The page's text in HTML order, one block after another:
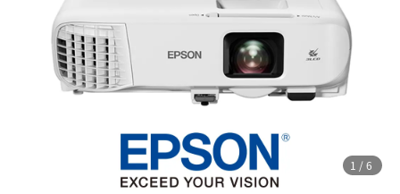
1 /6